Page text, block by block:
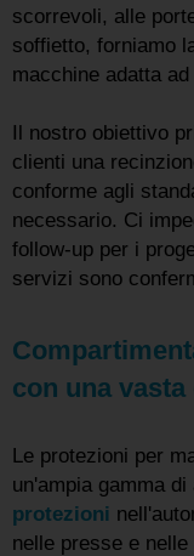
scorrevoli, alle
soffietto, forniamo
macchine adatta
Il nostro obiettivo
clienti una
conforme agli
necessario. Ci
follow-up per i
servizi sono
con una
Le protezioni per
un'ampia gamma
protezioni
nelle presse e